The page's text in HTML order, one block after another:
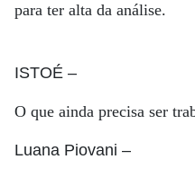
para ter alta da análise.
ISTOÉ –
O que ainda precisa ser
Luana Piovani –